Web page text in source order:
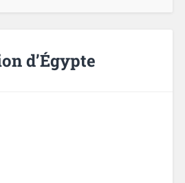
d’Égypte